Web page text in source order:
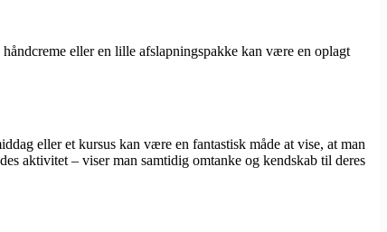
eller en lille afslapningspakke kan være en oplagt
eller et kursus kan være en fantastisk måde at vise, at man
aktivitet – viser man samtidig omtanke og kendskab til deres